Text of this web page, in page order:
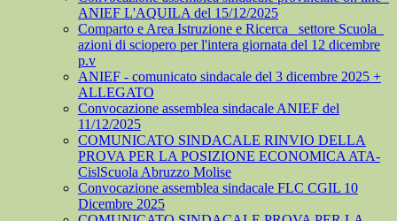
ANIEF L'AQUILA del 15/12/2025
Comparto e Area Istruzione e Ricerca_ settore Scuola_
azioni di sciopero per l'intera giornata del 12 dicembre
p.v
ANIEF - comunicato sindacale del 3 dicembre 2025 +
ALLEGATO
Convocazione assemblea sindacale ANIEF del
11/12/2025
COMUNICATO SINDACALE RINVIO DELLA
PROVA PER LA POSIZIONE ECONOMICA ATA-
CislScuola Abruzzo Molise
Convocazione assemblea sindacale FLC CGIL 10
Dicembre 2025